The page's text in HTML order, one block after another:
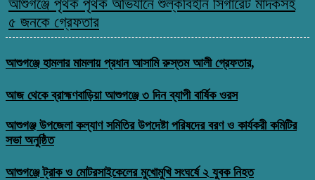
আশুগঞ্জে পৃথক পৃথক অভিযানে শুল্কবিহীন সিগারেট মাদকসহ
৫ জনকে গ্রেফতার
আশুগঞ্জে হামলার মামলায় প্রধান আসামি রুস্তম আলী গ্রেফতার,
আজ থেকে ব্রাহ্মণবাড়িয়া আশুগঞ্জে ৩ দিন ব্যাপী বার্ষিক ওরস
আশুগঞ্জ উপজেলা কল্যাণ সমিতির উপদেষ্টা পরিষদের বরণ ও কার্যকরী কমিটির
সভা অনুষ্ঠিত
আশুগঞ্জে ট্রাক ও মোটরসাইকেলের মুখোমুখি সংঘর্ষে ২ যুবক নিহত